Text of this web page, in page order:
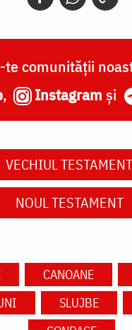
comunității
, Instagram și
VECHIUL TESTAMENT
NOUL TESTAMENT
CANOANE
SLUJBE